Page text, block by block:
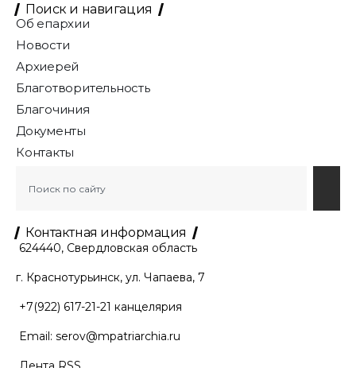
Поиск и навигация
Об епархии
Новости
Архиерей
Благотворительность
Благочиния
Документы
Контакты
Контактная информация
624440, Свердловская область
г. Краснотурьинск, ул. Чапаева, 7
+7(922) 617-21-21 канцелярия
Email: serov@mpatriarchia.ru